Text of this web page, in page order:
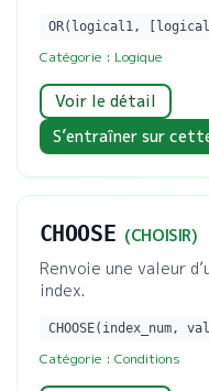
OR(logical1,
Catégorie : Logique
Voir le détail
S’entraîner sur
CHOOSE (CHOISIR)
Renvoie une valeur
index.
Catégorie : Conditions